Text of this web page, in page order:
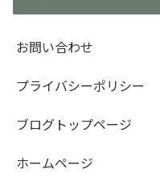
お問い合わせ
プライバシーポリシー
ブログトップページ
ホームページ